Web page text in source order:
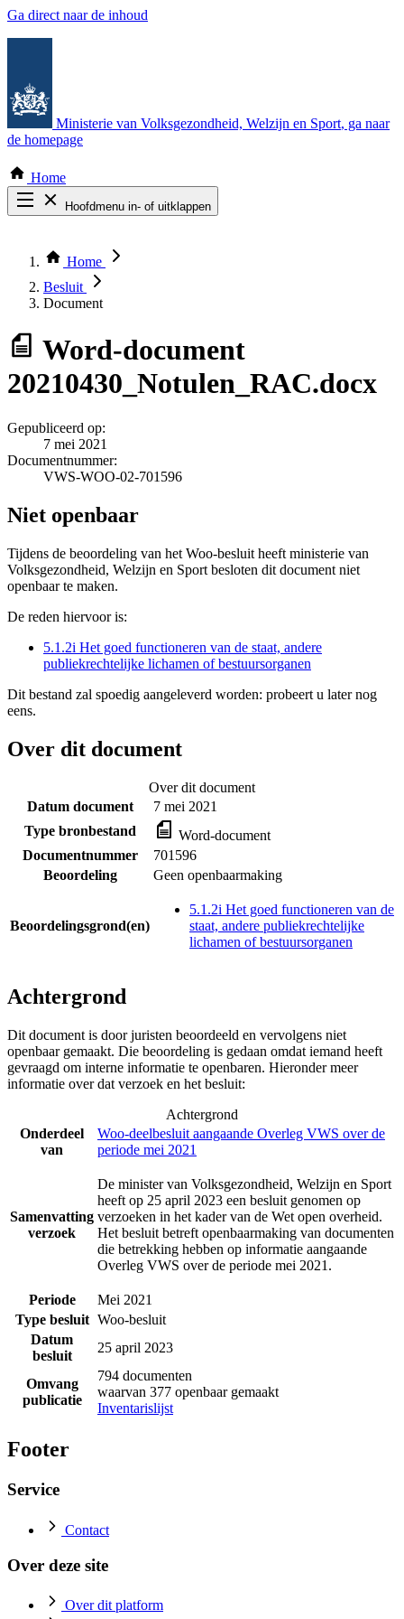
Ga direct naar de inhoud
Ministerie van Volksgezondheid, Welzijn en Sport, ga naar
de homepage
Home
Hoofdmenu in- of uitklappen
Thema COVID-19
Bekijk per bestuursorgaan
Home
Besluit
Document
Word-document
20210430_Notulen_RAC.docx
Gepubliceerd op:
7 mei 2021
Documentnummer:
VWS-WOO-02-701596
Niet openbaar
Tijdens de beoordeling van het Woo-besluit heeft ministerie van
Volksgezondheid, Welzijn en Sport besloten dit document niet
openbaar te maken.
De reden hiervoor is:
5.1.2i Het goed functioneren van de staat, andere
publiekrechtelijke lichamen of bestuursorganen
Dit bestand zal spoedig aangeleverd worden: probeert u later nog
eens.
Over dit document
Over dit document
Datum document
7 mei 2021
Type bronbestand
Word-document
Documentnummer
701596
Beoordeling
Geen openbaarmaking
Beoordelingsgrond(en)
5.1.2i Het goed functioneren van de
staat, andere publiekrechtelijke
lichamen of bestuursorganen
Achtergrond
Dit document is door juristen beoordeeld en vervolgens niet
openbaar gemaakt. Die beoordeling is gedaan omdat iemand heeft
gevraagd om interne informatie te openbaren. Hieronder meer
informatie over dat verzoek en het besluit:
Achtergrond
Onderdeel
van
Woo-deelbesluit aangaande Overleg VWS over de
periode mei 2021
Samenvatting
verzoek
De minister van Volksgezondheid, Welzijn en Sport
heeft op 25 april 2023 een besluit genomen op
verzoeken in het kader van de Wet open overheid.
Het besluit betreft openbaarmaking van documenten
die betrekking hebben op informatie aangaande
Overleg VWS over de periode mei 2021.
Periode
Mei 2021
Type besluit Woo-besluit
Datum
besluit
25 april 2023
Omvang
publicatie
794 documenten
waarvan 377 openbaar gemaakt
Inventarislijst
Footer
Service
Contact
Over deze site
Over dit platform